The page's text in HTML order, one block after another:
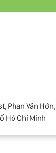
Phan Văn
Hồ Chí Minh